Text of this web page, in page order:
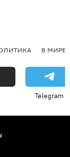
В МИРЕ
Telegram